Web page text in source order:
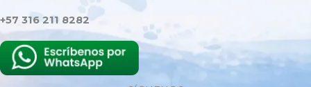
+57 316 211 8282